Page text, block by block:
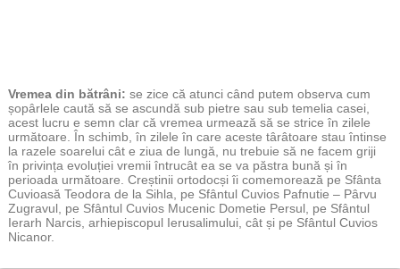
Vremea din bătrâni: se zice că atunci când putem observa cum
șopârlele caută să se ascundă sub pietre sau sub temelia casei,
acest lucru e semn clar că vremea urmează să se strice în zilele
următoare. În schimb, în zilele în care aceste târâtoare stau întinse
la razele soarelui cât e ziua de lungă, nu trebuie să ne facem griji
în privința evoluției vremii întrucât ea se va păstra bună și în
perioada următoare. Creștinii ortodocși îi comemorează pe Sfânta
Cuvioasă Teodora de la Sihla, pe Sfântul Cuvios Pafnutie – Pârvu
Zugravul, pe Sfântul Cuvios Mucenic Dometie Persul, pe Sfântul
Ierarh Narcis, arhiepiscopul Ierusalimului, cât și pe Sfântul Cuvios
Nicanor.